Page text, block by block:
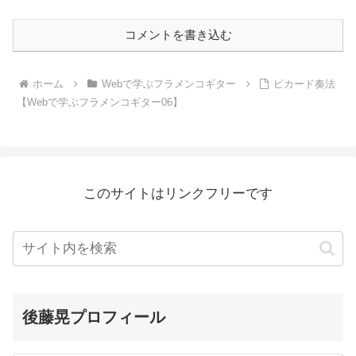
コメントを書き込む
ホーム Webで学ぶフラメンコギター
ピカード奏法
【Webで学ぶフラメンコギター06】
このサイトはリンクフリーです
後藤晃プロフィール